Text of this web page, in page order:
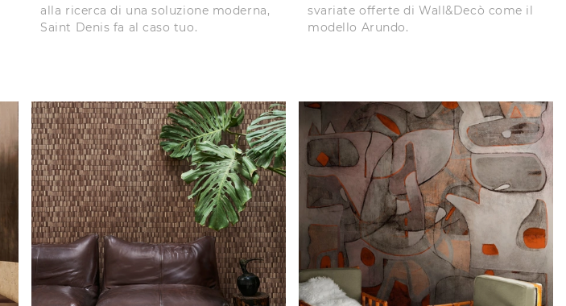
alla ricerca di una soluzione moderna,
Saint Denis fa al caso tuo.
svariate offerte di Wall&Decò come il
modello Arundo.